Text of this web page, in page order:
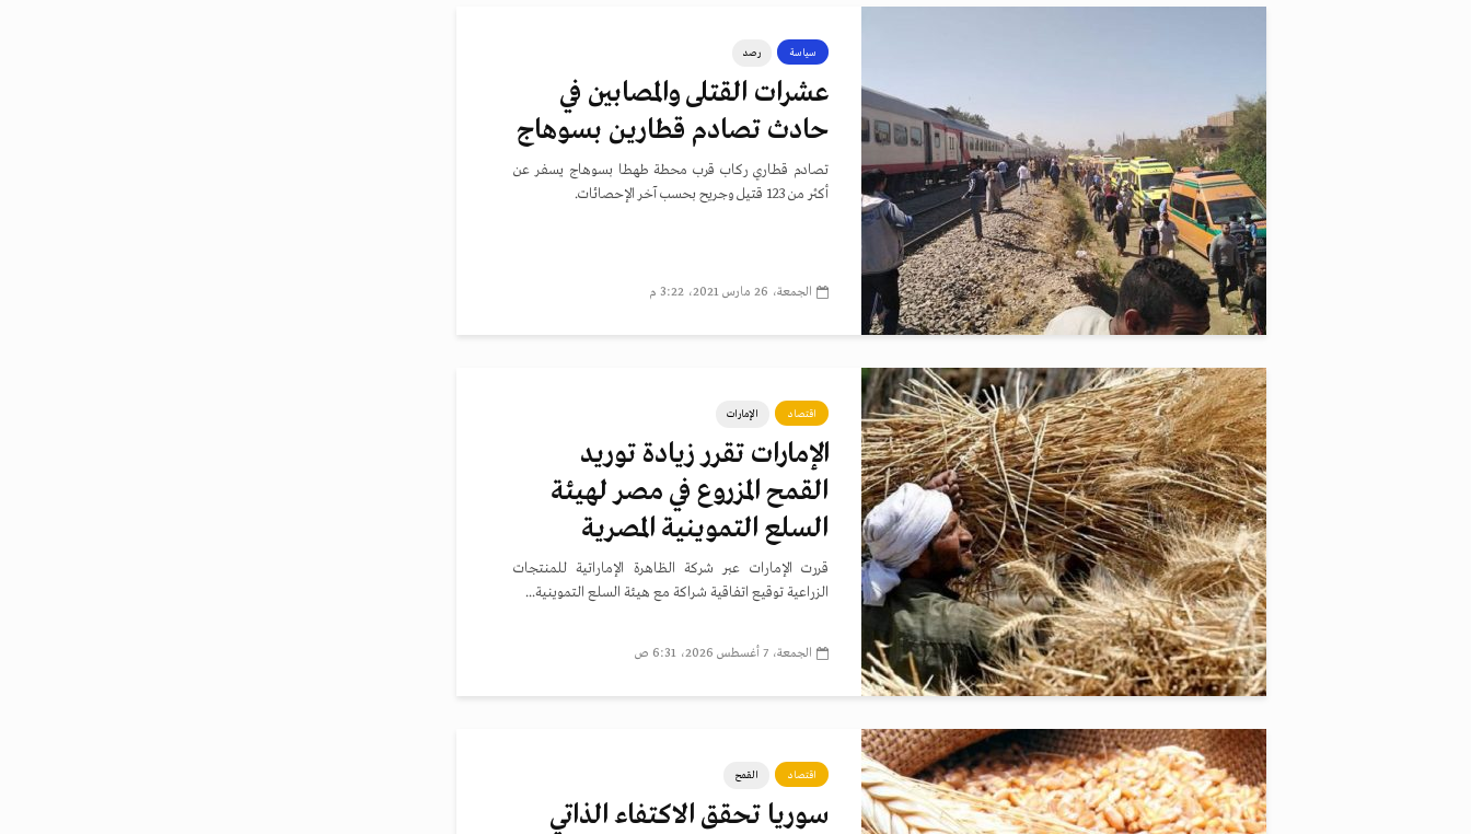
سياسة رصد
عشرات القتلى والمصابين في
حادث تصادم قطارين بسوهاج
تصادم قطاري ركاب قرب محطة طهطا بسوهاج يسفر عن
أكثر من 123 قتيل وجريح بحسب آخر الإحصائات.
الجمعة، 26 مارس 2021، 3:22 م
اقتصاد الإمارات
الإمارات تقرر زيادة توريد
القمح المزروع في مصر لهيئة
السلع التموينية المصرية
قررت الإمارات عبر شركة الظاهرة الإماراتية للمنتجات
الزراعية توقيع اتفاقية شراكة مع هيئة السلع التموينية...
الجمعة، 7 أغسطس 2026، 6:31 ص
اقتصاد القمح
سوريا تحقق الاكتفاء الذاتي